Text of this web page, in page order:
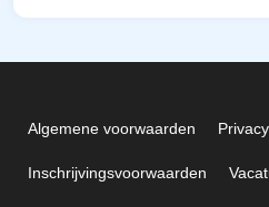
Algemene voorwaarden
Inschrijvingsvoorwaarden